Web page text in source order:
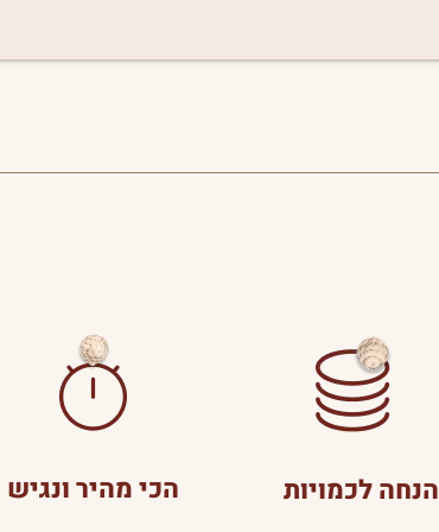
הנחה לכמויות הכי מהיר ונגיש